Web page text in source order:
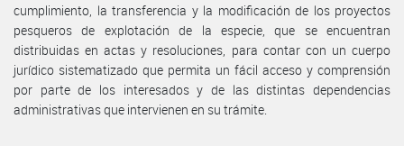
cumplimiento, la transferencia y la modificación de los proyectos
pesqueros de explotación de la especie, que se encuentran
distribuidas en actas y resoluciones, para contar con un cuerpo
jurídico sistematizado que permita un fácil acceso y comprensión
por parte de los interesados y de las distintas dependencias
administrativas que intervienen en su trámite.